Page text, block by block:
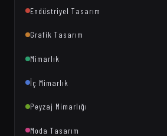
Endüstriyel Tasarım
Grafik Tasarım
Mimarlık
İç Mimarlık
Peyzaj Mimarlığı
Moda Tasarım